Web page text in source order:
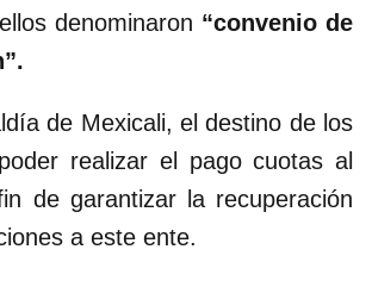
denominaron “convenio de
de Mexicali, el destino de los
realizar el pago cuotas al
de garantizar la recuperación
a este ente.